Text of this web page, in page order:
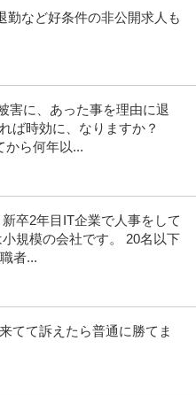
土日祝休み／年間休日125日／
業で長く働きませんか？／ 創業40
る
提供：有限会社石田電機
あり 経験者優遇
この条件の求人をもっと見る
勤など好条件の非公開求人も
害に、あった事を理由に退
ば時効に、なりますか？
から何年以...
卒2年目IT企業で人事をして
規模の会社です。 20名以下
者...
てて訴えたら普通に勝てま